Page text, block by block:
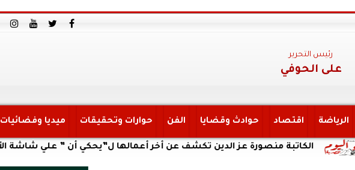
رئيس التحرير
على الحوفي
الرياضة اقتصاد حوادث وقضايا الفن حوارات وتحقيقات ميديا وفضائيات
الكاتبة منصورة عز الدين تكشف عن أخر أعمالها ل”يحكي أن ” علي شاشة الأولي